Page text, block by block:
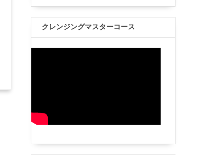
クレンジングマスターコース